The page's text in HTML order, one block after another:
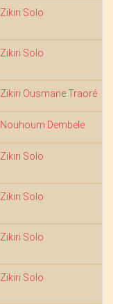
Zikiri Solo
Zikiri Solo
Zikiri Ousmane Traoré
Nouhoum Dembele
Zikiri Solo
Zikiri Solo
Zikiri Solo
Zikiri Solo